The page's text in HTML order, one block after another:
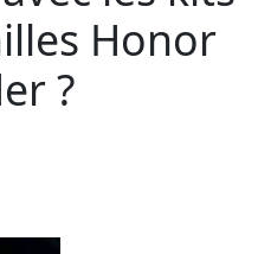
Honor
?